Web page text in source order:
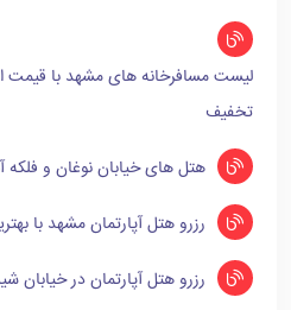
تخفیف
هتل های خیابان نوغان و فلکه آب
رزرو هتل آپارتمان مشهد با
رزرو هتل آپارتمان در خیابان شیرازی